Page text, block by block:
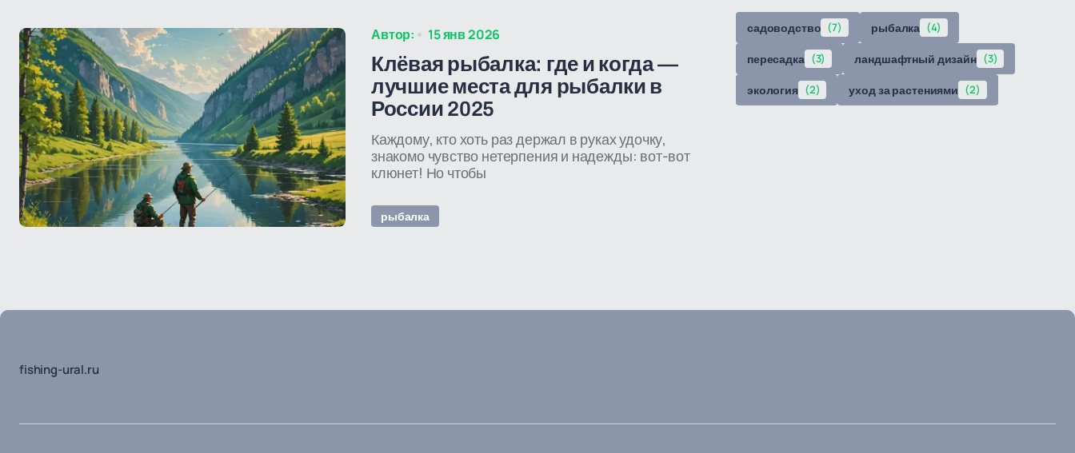
Автор: 15 янв 2026
Клёвая рыбалка: где и когда —
лучшие места для рыбалки в
России 2025
Каждому, кто хоть раз держал в руках удочку,
знакомо чувство нетерпения и надежды: вот-вот
клюнет! Но чтобы
рыбалка
садоводство (7) рыбалка (4)
пересадка (3) ландшафтный дизайн (3)
экология (2) уход за растениями (2)
fishing-ural.ru